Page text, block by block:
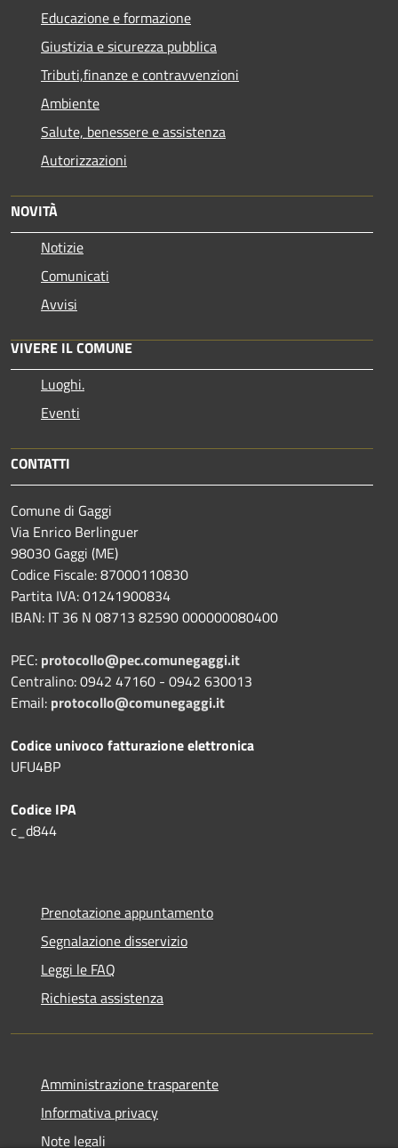
Educazione e formazione
Giustizia e sicurezza pubblica
Tributi,finanze e contravvenzioni
Ambiente
Salute, benessere e assistenza
Autorizzazioni
NOVITÀ
Notizie
Comunicati
Avvisi
VIVERE IL COMUNE
Luoghi.
Eventi
CONTATTI
Comune di Gaggi
Via Enrico Berlinguer
98030 Gaggi (ME)
Codice Fiscale: 87000110830
Partita IVA: 01241900834
IBAN: IT 36 N 08713 82590 000000080400
PEC: protocollo@pec.comunegaggi.it
Centralino: 0942 47160 - 0942 630013
Email: protocollo@comunegaggi.it
Codice univoco fatturazione elettronica
UFU4BP
Codice IPA
c_d844
Prenotazione appuntamento
Segnalazione disservizio
Leggi le FAQ
Richiesta assistenza
Amministrazione trasparente
Informativa privacy
Note legali